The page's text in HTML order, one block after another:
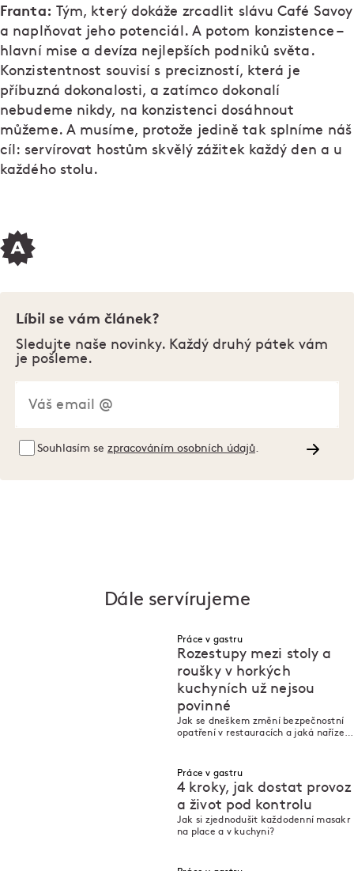
Franta: Tým, který dokáže zrcadlit slávu Café Savoy
a naplňovat jeho potenciál. A potom konzistence –
hlavní mise a devíza nejlepších podniků světa.
Konzistentnost souvisí s precizností, která je
příbuzná dokonalosti, a zatímco dokonalí
nebudeme nikdy, na konzistenci dosáhnout
můžeme. A musíme, protože jedině tak splníme náš
cíl: servírovat hostům skvělý zážitek každý den a u
každého stolu.
Líbil se vám článek?
Sledujte naše novinky. Každý druhý pátek vám
je pošleme.
Souhlasím se zpracováním osobních údajů
Dále servírujeme
Práce v gastru
Rozestupy mezi stoly a
roušky v horkých
kuchyních už nejsou
povinné
Jak se dneškem změní bezpečnostní
opatření v restauracích a jaká nařízení
Práce v gastru
4 kroky, jak dostat provoz
a život pod kontrolu
Jak si zjednodušit každodenní masakr
na place a v kuchyni?